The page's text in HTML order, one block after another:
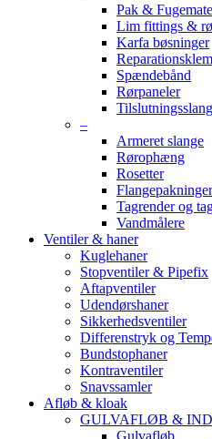
Pak &
Lim fittings &
Karfa bøsninger
Spændebånd
Rørpaneler
–
Armeret slange
Rørophæng
Rosetter
Flangepakninger
Tagrender og
Vandmålere
Ventiler & haner
Kuglehaner
Stopventiler & Pipefix
Aftapventiler
Udendørshaner
Sikkerhedsventiler
Differenstryk og
Bundstophaner
Kontraventiler
Snavssamler
Afløb & kloak
GULVAFLØB &
Gulvafløb